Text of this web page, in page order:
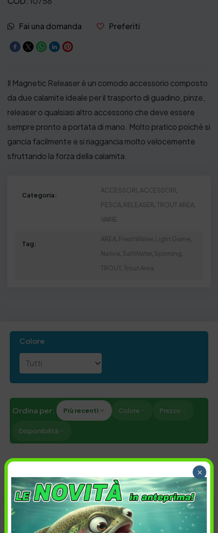
Fai una domanda Preferiti
Il Magnetic Releaser è un comodo accessorio composto
da due calamite ideale per il trasporto di guadino, pinze,
releaser o qualsiasi altro accessorio che deve essere
sempre pronto a portata di mano. Molto pratico poichè si
gancia facilmente e si riaggancia molto velocemente
sfruttando la forza della calamita.
Categoria:
ACCESSORI,ACCESSORI,
PESCA, RELEASER,TROUT AREA,
VARIE
Tag:
AREA, FreshWater, Light Game,
Native, SaltWater, Spinning,
TROUT,Trout Area
Colore
Ordina per: Più recenti Colore Prezzo
Disponibilità
Cancella tutti
×